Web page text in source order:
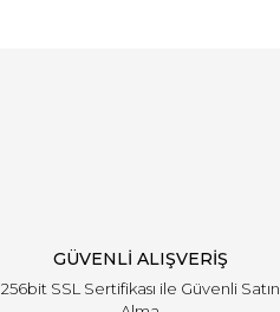
GÜVENLİ ALIŞVERİŞ
256bit SSL Sertifikası ile Güvenli Satın